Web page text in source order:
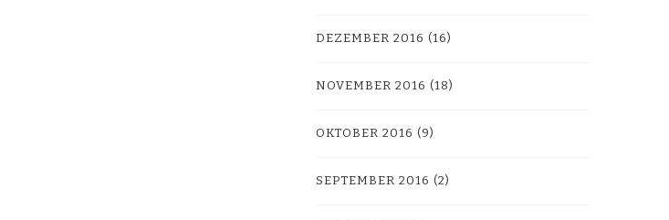
DEZEMBER 2016 (16)
NOVEMBER 2016 (18)
OKTOBER 2016 (9)
SEPTEMBER 2016 (2)